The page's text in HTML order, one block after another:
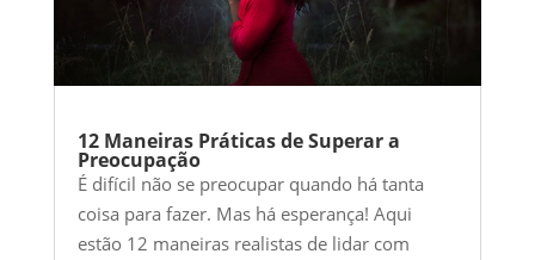
12 Maneiras Práticas de Superar a
Preocupação
É difícil não se preocupar quando há tanta
coisa para fazer. Mas há esperança! Aqui
estão 12 maneiras realistas de lidar com